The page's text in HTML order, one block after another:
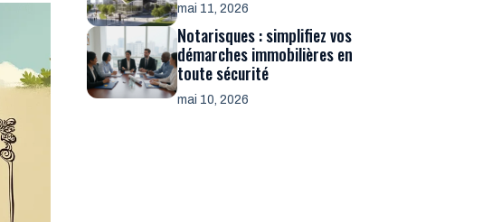
mai 11, 2026
Notarisques : simplifiez vos
démarches immobilières en
toute sécurité
mai 10, 2026